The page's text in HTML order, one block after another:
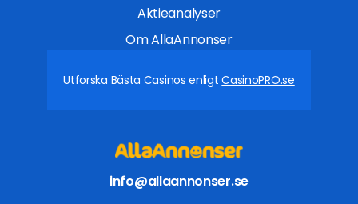
Aktieanalyser
Om AllaAnnonser
Utforska Bästa Casinos enligtCasinoPRO.se
info@allaannonser.se